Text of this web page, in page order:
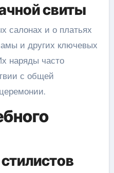
свиты
салонах и о платьях
и других ключевых
наряды часто
с общей